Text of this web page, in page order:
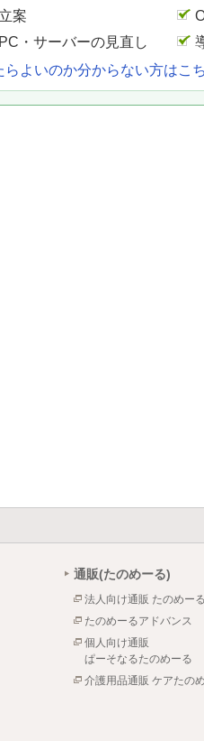
案
・サーバーの見直し
よいのか分からない方はこ
通販(たのめーる)
法人向け通販 たのめーる
たのめーるアドバンス
個人向け通販
ぱーそなるたのめーる
介護用品通販 ケアたの